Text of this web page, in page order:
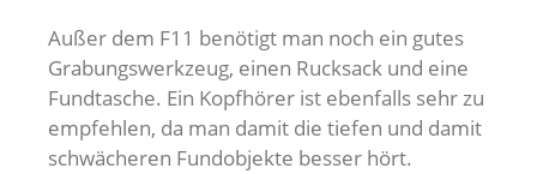
Außer dem F11 benötigt man noch ein gutes
Grabungswerkzeug, einen Rucksack und eine
Fundtasche. Ein Kopfhörer ist ebenfalls sehr zu
empfehlen, da man damit die tiefen und damit
schwächeren Fundobjekte besser hört.